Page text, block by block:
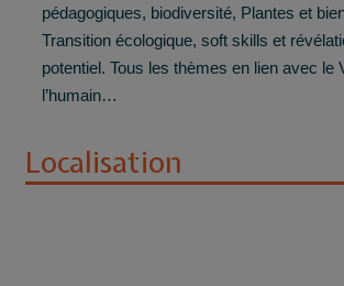
pédagogiques, biodiversité, Plantes et
Transition écologique, soft skills et
potentiel. Tous les thèmes en lien avec le
l’humain…
Localisation